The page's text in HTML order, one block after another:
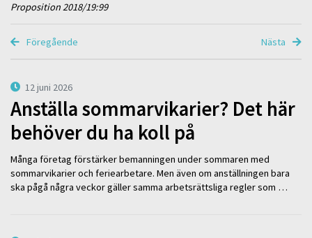
Proposition 2018/19:99
Föregående Nästa
12 juni 2026
Anställa sommarvikarier? Det här
behöver du ha koll på
Många företag förstärker bemanningen under sommaren med
sommarvikarier och feriearbetare. Men även om anställningen bara
ska pågå några veckor gäller samma arbetsrättsliga regler som …